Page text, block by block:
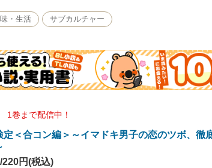
」とさりげなく自分をアピール
」と合コンへの意気込みを伝える
ック！読むだけで、あなたの恋愛スキルはグーンとアップ！合
だけで、あなたの恋愛スキルはグーンとアップ！合コンが待
・生活 サブカルチャー
1巻まで配信中！
定＜合コン編＞～イマドキ男子の恋のツボ、徹
円(税込)